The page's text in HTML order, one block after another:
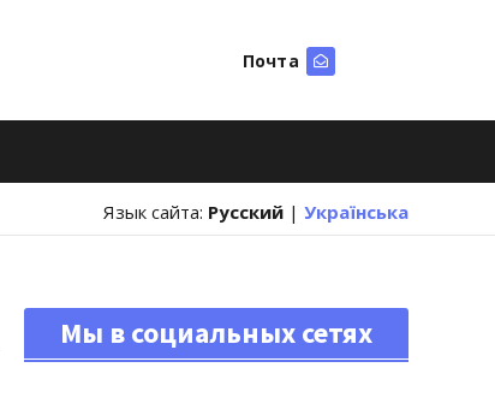
Почта
Язык сайта: Русский | Українська
Мы в социальных сетях